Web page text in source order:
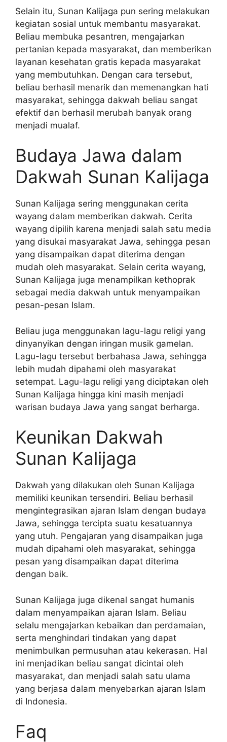
Selain itu, Sunan Kalijaga pun sering melakukan
kegiatan sosial untuk membantu masyarakat.
Beliau membuka pesantren, mengajarkan
pertanian kepada masyarakat, dan memberikan
layanan kesehatan gratis kepada masyarakat
yang membutuhkan. Dengan cara tersebut,
beliau berhasil menarik dan memenangkan hati
masyarakat, sehingga dakwah beliau sangat
efektif dan berhasil merubah banyak orang
menjadi mualaf.
Budaya Jawa dalam
Dakwah Sunan Kalijaga
Sunan Kalijaga sering menggunakan cerita
wayang dalam memberikan dakwah. Cerita
wayang dipilih karena menjadi salah satu media
yang disukai masyarakat Jawa, sehingga pesan
yang disampaikan dapat diterima dengan
mudah oleh masyarakat. Selain cerita wayang,
Sunan Kalijaga juga menampilkan kethoprak
sebagai media dakwah untuk menyampaikan
pesan-pesan Islam.
Beliau juga menggunakan lagu-lagu religi yang
dinyanyikan dengan iringan musik gamelan.
Lagu-lagu tersebut berbahasa Jawa, sehingga
lebih mudah dipahami oleh masyarakat
setempat. Lagu-lagu religi yang diciptakan oleh
Sunan Kalijaga hingga kini masih menjadi
warisan budaya Jawa yang sangat berharga.
Keunikan Dakwah
Sunan Kalijaga
Dakwah yang dilakukan oleh Sunan Kalijaga
memiliki keunikan tersendiri. Beliau berhasil
mengintegrasikan ajaran Islam dengan budaya
Jawa, sehingga tercipta suatu kesatuannya
yang utuh. Pengajaran yang disampaikan juga
mudah dipahami oleh masyarakat, sehingga
pesan yang disampaikan dapat diterima
dengan baik.
Sunan Kalijaga juga dikenal sangat humanis
dalam menyampaikan ajaran Islam. Beliau
selalu mengajarkan kebaikan dan perdamaian,
serta menghindari tindakan yang dapat
menimbulkan permusuhan atau kekerasan. Hal
ini menjadikan beliau sangat dicintai oleh
masyarakat, dan menjadi salah satu ulama
yang berjasa dalam menyebarkan ajaran Islam
di Indonesia.
Faq